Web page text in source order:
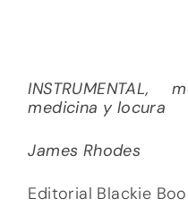
medicina y locura
James Rhodes
Editorial Blackie